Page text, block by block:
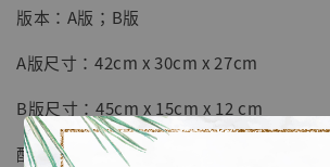
NT$ 5,580
版本：A版；B版
A版尺寸：42cm x 30cm x 27cm
B版尺寸：45cm x 15cm x 12 cm
配置：人物主體+地台+手工訂製級寫實頭雕